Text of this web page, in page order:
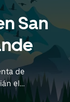
San
de
el